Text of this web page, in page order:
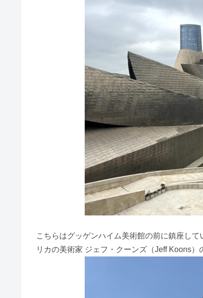
こちらはグッゲンハイム美術館の前に鎮座し
リカの美術家 ジェフ・クーンズ（Jeff Koons）